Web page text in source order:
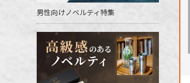
男性向けノベルティ特集